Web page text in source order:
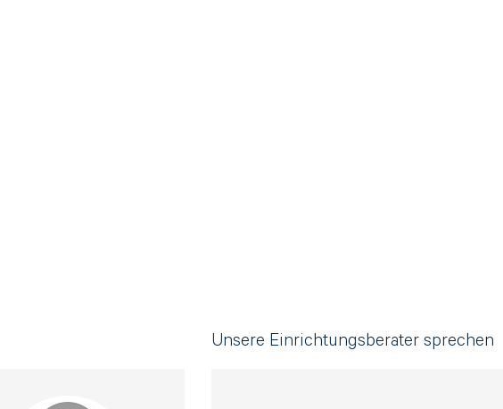
Unsere Einrichtungsberater sprechen